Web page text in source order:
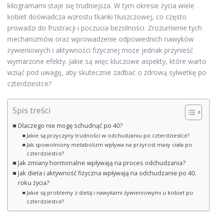
kilogramami staje się trudniejsza. W tym okresie życia wiele
kobiet doświadcza wzrostu tkanki tłuszczowej, co często
prowadzi do frustracji i poczucia bezsilności. Zrozumienie tych
mechanizmów oraz wprowadzenie odpowiednich nawyków
żywieniowych i aktywności fizycznej może jednak przynieść
wymarzone efekty. Jakie są więc kluczowe aspekty, które warto
wziąć pod uwagę, aby skutecznie zadbać o zdrową sylwetkę po
czterdziestce?
Spis treści
Dlaczego nie mogę schudnąć po 40?
Jakie są przyczyny trudności w odchudzaniu po czterdziestce?
Jak spowolniony metabolizm wpływa na przyrost masy ciała po
czterdziestce?
Jak zmiany hormonalne wpływają na proces odchudzania?
Jak dieta i aktywność fizyczna wpływają na odchudzanie po 40.
roku życia?
Jakie są problemy z dietą i nawykami żywieniowymi u kobiet po
czterdziestce?